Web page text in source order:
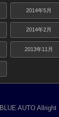
2014年5月
2014年2月
2013年11月
BLUE AUTO Allright